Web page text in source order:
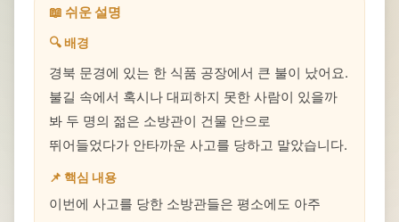
📖 쉬운 설명
🔍 배경
경북 문경에 있는 한 식품 공장에서 큰 불이 났어요.
불길 속에서 혹시나 대피하지 못한 사람이 있을까
봐 두 명의 젊은 소방관이 건물 안으로
뛰어들었다가 안타까운 사고를 당하고 말았습니다.
📌 핵심 내용
이번에 사고를 당한 소방관들은 평소에도 아주